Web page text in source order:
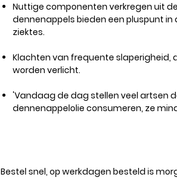
Nuttige componenten verkregen uit
dennenappels bieden een pluspunt
ziektes.
Klachten van frequente slaperigheid,
worden verlicht.
'Vandaag de dag stellen veel artsen
dennenappelolie consumeren, ze
Bestel snel, op werkdagen besteld is